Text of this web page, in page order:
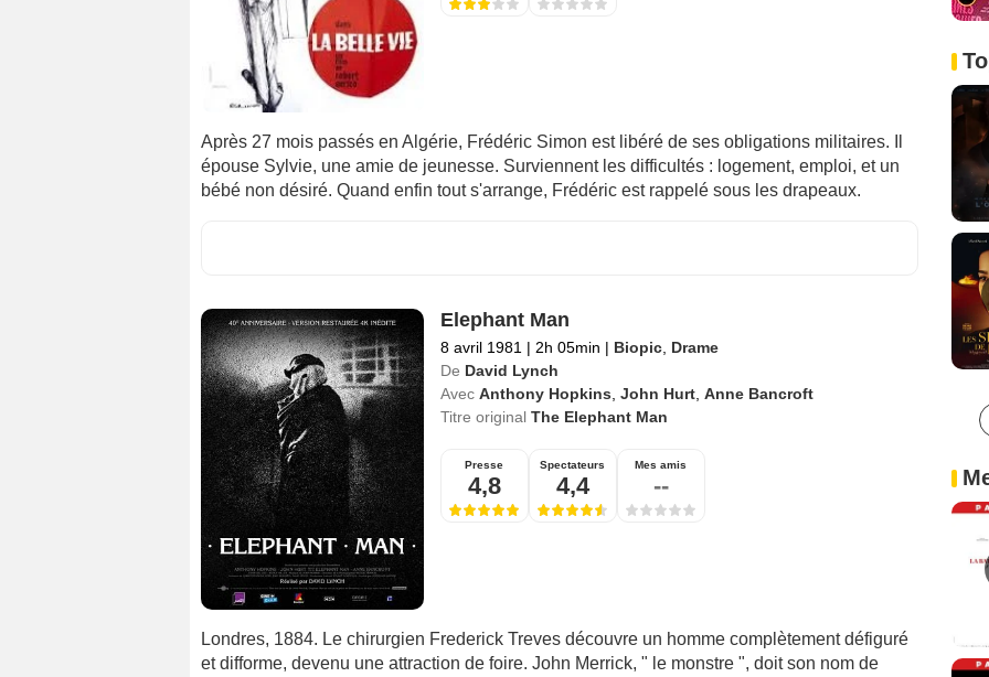
Après 27 mois passés en Algérie, Frédéric Simon est libéré de ses obligations militaires. Il
épouse Sylvie, une amie de jeunesse. Surviennent les difficultés : logement, emploi, et un
bébé non désiré. Quand enfin tout s'arrange, Frédéric est rappelé sous les drapeaux.
Elephant Man
8 avril 1981 | 2h 05min | Biopic, Drame
De David Lynch
Avec Anthony Hopkins John Hurt, Anne Bancroft
Titre original The Elephant Man
Presse
4,8
Spectateurs
4,4
Mes amis
--
Londres, 1884. Le chirurgien Frederick Treves découvre un homme complètement défiguré
et difforme, devenu une attraction de foire. John Merrick, " le monstre ", doit son nom de